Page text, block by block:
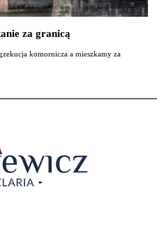
za granicą
komornicza a mieszkamy za